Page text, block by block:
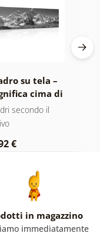
su tela –
cima di
in
e nero
secondo il
€
in magazzino
immediatamente